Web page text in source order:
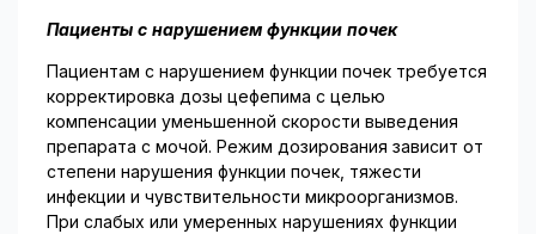
Пациенты с нарушением функции почек
Пациентам с нарушением функции почек требуется
корректировка дозы цефепима с целью
компенсации уменьшенной скорости выведения
препарата с мочой. Режим дозирования зависит от
степени нарушения функции почек, тяжести
инфекции и чувствительности микроорганизмов.
При слабых или умеренных нарушениях функции